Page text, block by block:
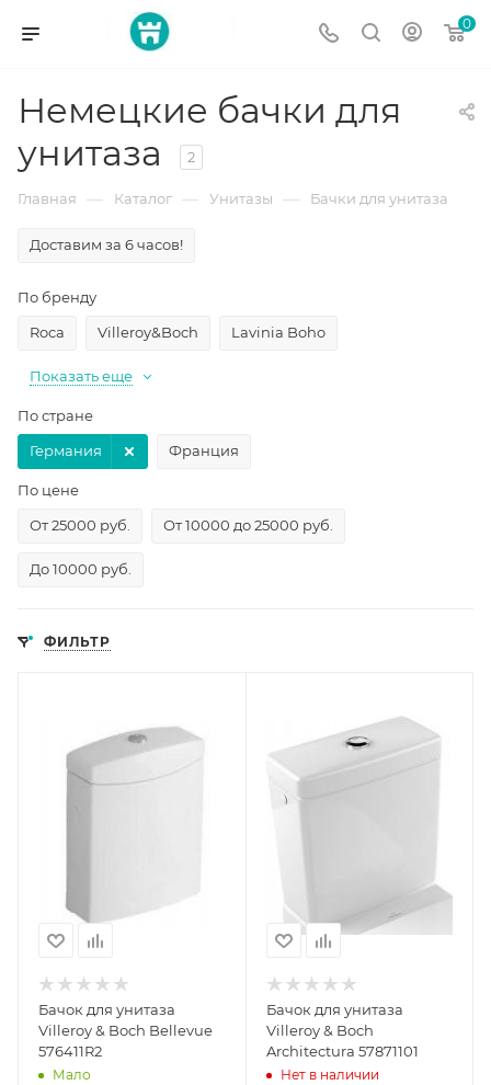
0
Немецкие бачки для
унитаза
2
Главная — Каталог — Унитазы — Бачки для унитаза
Доставим за 6 часов!
По бренду
Roca
Villeroy&Boch Lavinia Boho
Показать еще
По стране
Франция
Германия
По цене
От 25000 руб.
От 10000 до 25000 руб.
До 10000 руб.
ФИЛЬТР
Бачок для унитаза
Villeroy & Boch Bellevue
576411R2
Мало
Бачок для унитаза
Villeroy & Boch
Architectura 57871101
Нет в наличии